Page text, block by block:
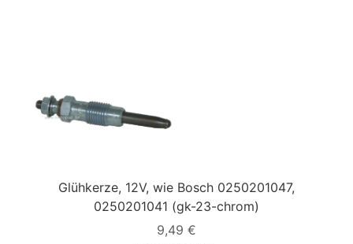
Glühkerze, 12V, wie Bosch 0250201047,
0250201041 (gk-23-chrom)
9,49 €